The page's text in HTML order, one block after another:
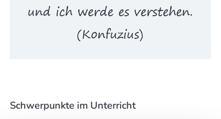
und ich werde es verstehen.
(Konfuzius)
Schwerpunkte im Unterricht